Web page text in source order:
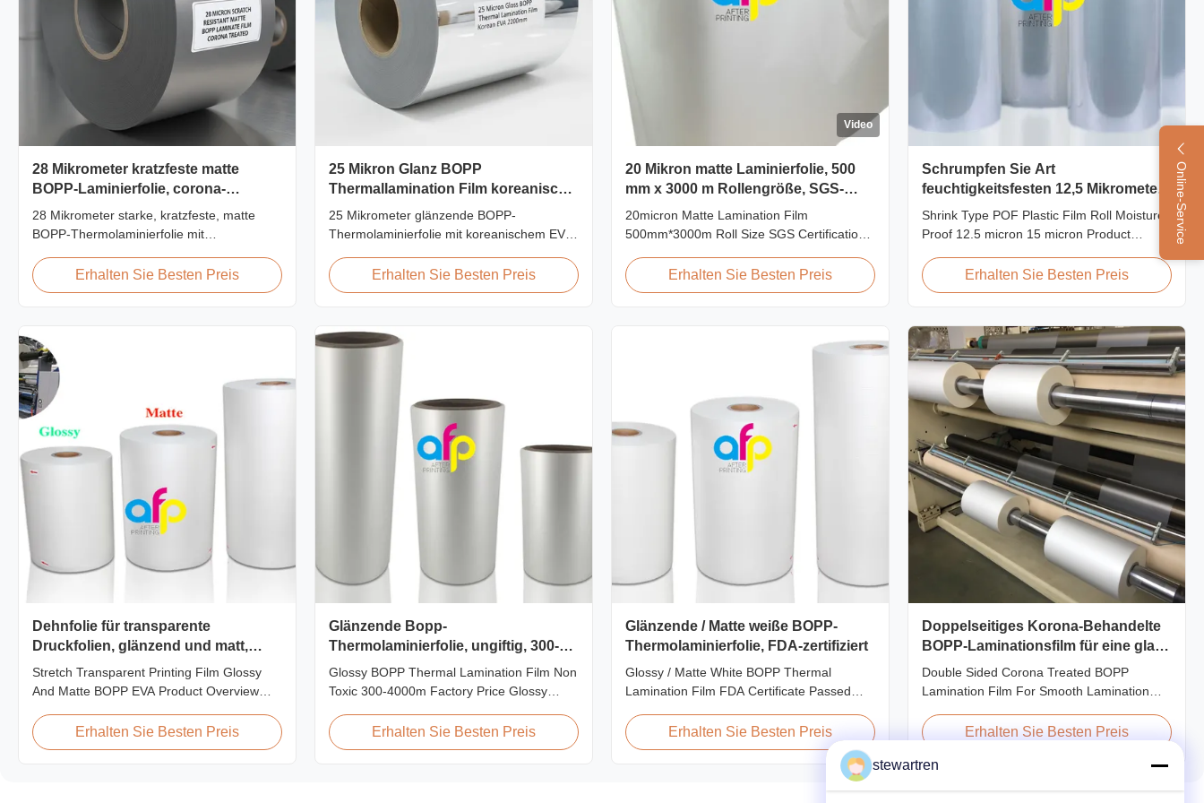
Online-Service
28 Mikrometer kratzfeste matte
BOPP-Laminierfolie, corona-
behandelt
28 Mikrometer starke, kratzfeste, matte
BOPP-Thermolaminierfolie mit
kundenspezifische Breite von 360 mm bis
1920 mm, Bleistifthärte ≥3H, entwickelt für
Erhalten Sie Besten Preis
25 Mikron Glanz BOPP
Thermallamination Film koreanische
EVA 2200mm
25 Mikrometer glänzende BOPP-
Thermolaminierfolie mit koreanischem EVA-
Zugfestigkeit ≥150 MPa, ideal für den
Dokumenten- und Fotoschutz mit
Erhalten Sie Besten Preis
Video
20 Mikron matte Laminierfolie, 500
mm x 3000 m Rollengröße, SGS-
Zertifizierung
20micron Matte Lamination Film
500mm*3000m Roll Size SGS Certification
Factory Price 20micron Matte Lamination
Film achieved top sales quantity among
includes offering factory pricing ...
Erhalten Sie Besten Preis
Schrumpfen Sie Art
feuchtigkeitsfesten 12,5 Mikrometer
des POF-Plastikfilmstreifens 15
Mikrometer
Shrink Type POF Plastic Film Roll Moisture
Proof 12.5 micron 15 micron Product
Overview Polyolefin POF Heat Shrink Wrap
Film is the most widely used shrink
packaging material due to being cost-
tamper-evident. This clear, elastic film with
smooth texture is ...
Erhalten Sie Besten Preis
Dehnfolie für transparente
Druckfolien, glänzend und matt,
BOPP EVA
Stretch Transparent Printing Film Glossy
And Matte BOPP EVA Product Overview
and gloss, low static, wear resistance, long
ageing of corona, few defects and good
Erhalten Sie Besten Preis
Glänzende Bopp-
Thermolaminierfolie, ungiftig, 300-
4000 m
Glossy BOPP Thermal Lamination Film Non
Toxic 300-4000m Factory Price Glossy
toxic, pollution-free, high transparency and
gloss, low static, wear resistance, long
Erhalten Sie Besten Preis
Glänzende / Matte weiße BOPP-
Thermolaminierfolie, FDA-zertifiziert
Glossy / Matte White BOPP Thermal
Lamination Film FDA Certificate Passed
Laminating Film BOPP Thermal Lamination
Film is a plastic thin film designed for paper
lamination. It utilizes BOPP film as the base
material layer and EVA as the heat-sensitive
Erhalten Sie Besten Preis
Doppelseitiges Korona-Behandelte
BOPP-Laminationsfilm für eine glatte
Lamination
Double Sided Corona Treated BOPP
Lamination Film For Smooth Lamination
Films are manufactured using Multiple
finish and excellent adhesion to printed
Erhalten Sie Besten Preis
stewartren